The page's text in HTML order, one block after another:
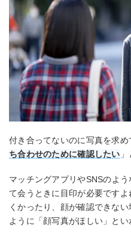
付き合ってないのに写真を求
ち合わせのために確認したい
マッチングアプリやSNSのよ
て会うときに目印が必要です
くかったり、顔が確認できな
ように「顔写真がほしい」とい